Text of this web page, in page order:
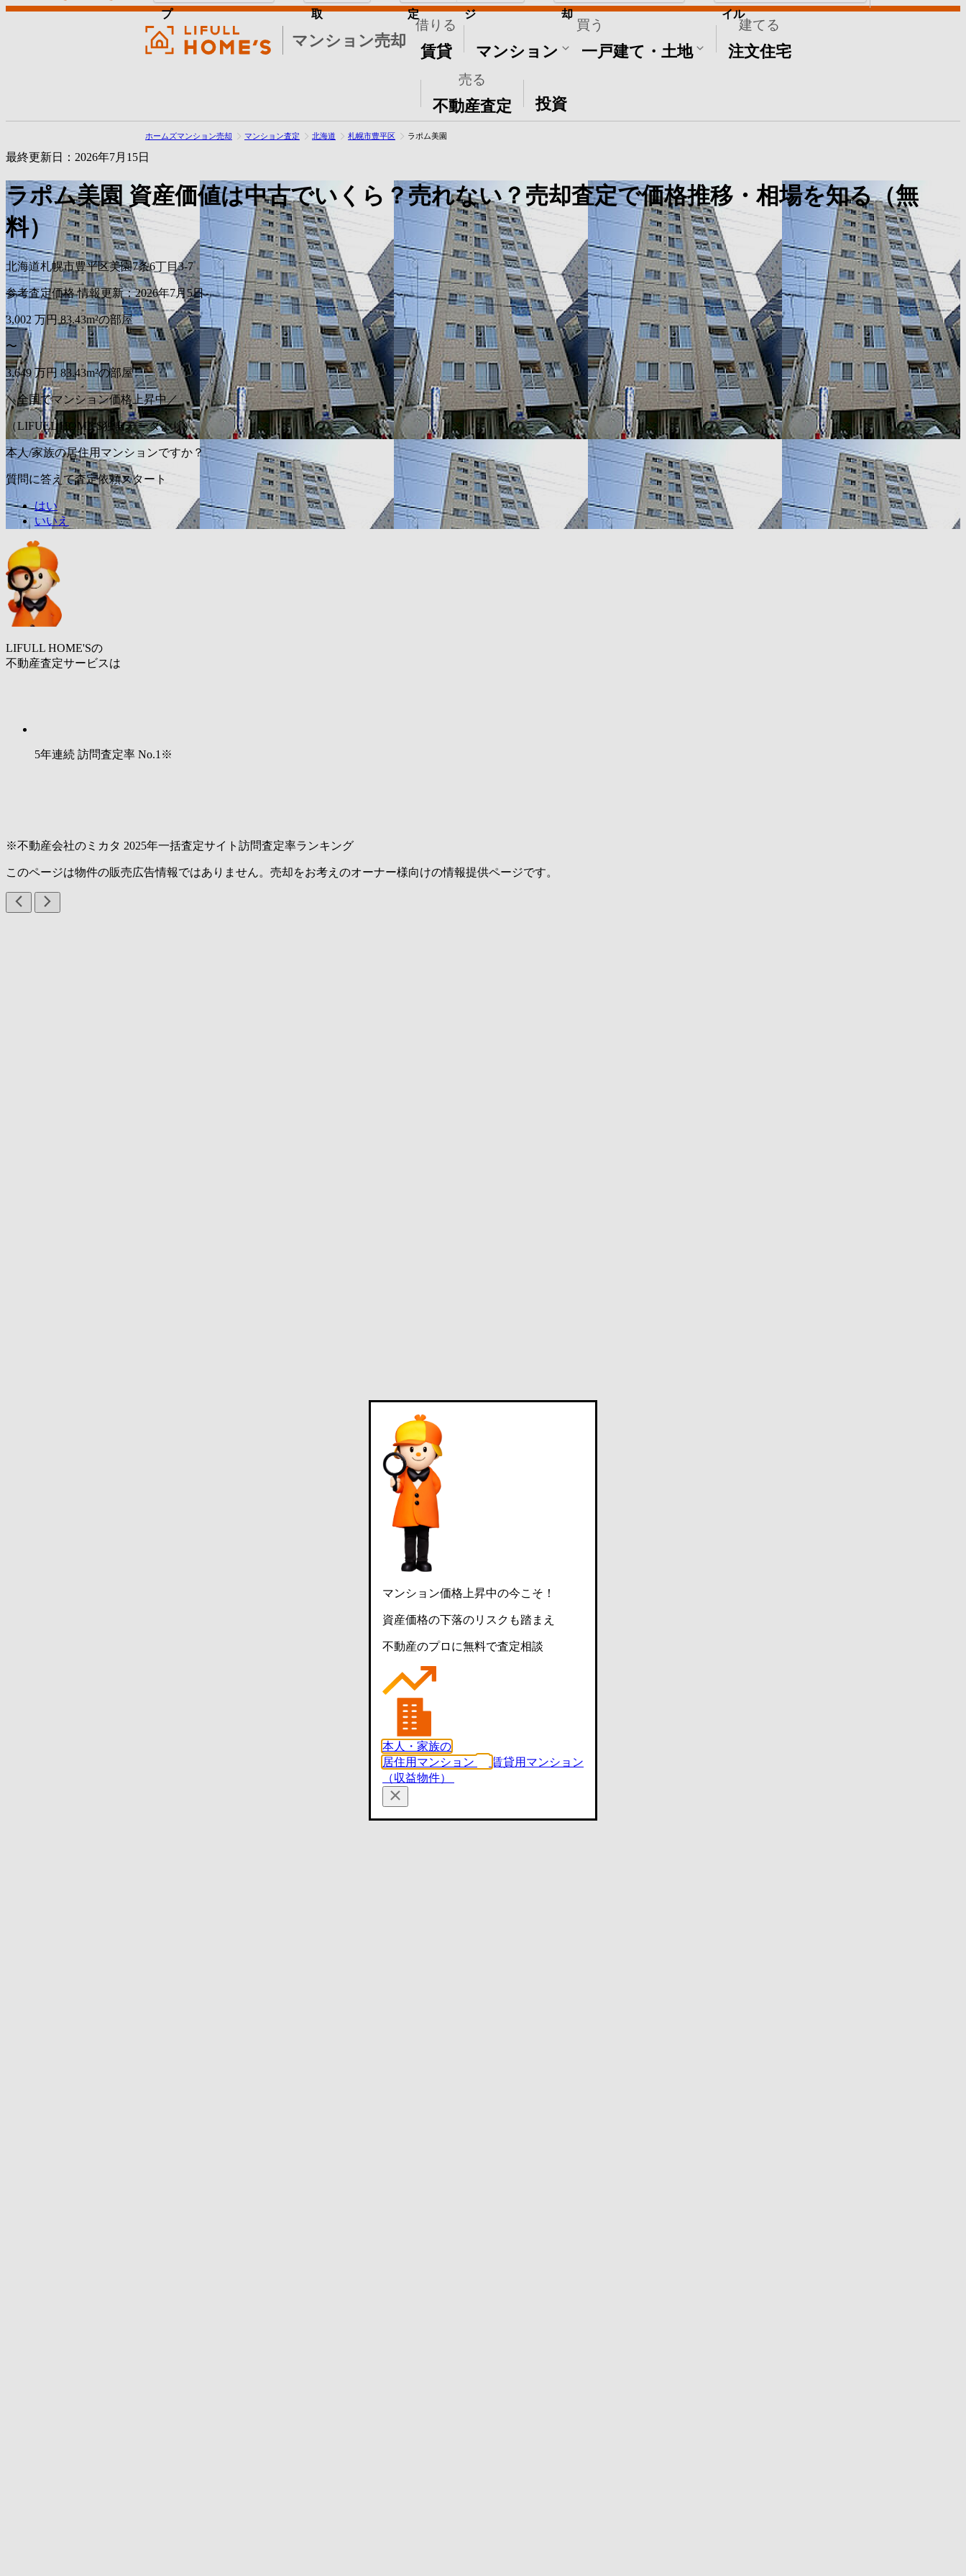
マンション売却
借りる
賃貸
買う
マンション 一戸建て・土地
建てる
注文住宅
売る
不動産査定
その他
投資
プ 取 定 ジ 却 イル
ホームズマンション売却 マンション査定 北海道 札幌市豊平区 ラポム美園
最終更新日：2026年7月15日
ラポム美園 資産価値は中古でいくら？売れない？売却査定で価格推移・相場を知る（無
料）
北海道札幌市豊平区美園7条6丁目3-7
参考査定価格 情報更新：2026年7月5日
3,002 万円 83.43m²の部屋
〜
3,649 万円 83.43m²の部屋
＼全国でマンション価格上昇中／
（LIFULL HOME'S独自データより）
本人/家族の居住用マンションですか？
質問に答えて査定依頼スタート
はい
いいえ
LIFULL HOME'Sの
不動産査定サービスは
5年連続 訪問査定率 No.1 ※
※不動産会社のミカタ 2025年一括査定サイト訪問査定率ランキング
このページは物件の販売広告情報ではありません。売却をお考えのオーナー様向けの情報提供ページです。
マンション価格上昇中の今こそ！
資産価格の下落のリスクも踏まえ
不動産のプロに無料で査定相談
本人・家族の
居住用マンション
賃貸用マンション
（収益物件）